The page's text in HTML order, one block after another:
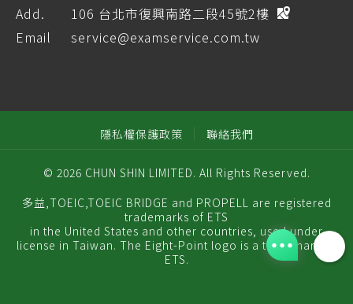
Add.
106 台北市復興南路二段45號2樓
Email
service@examservice.com.tw
隱私權保護政策 聯絡我們
© 2026 CHUN SHIN LIMITED. All Rights Reserved.
多益,TOEIC,TOEIC BRIDGE and PROPELL are registered
trademarks of ETS
in the United States and other countries, used under
license in Taiwan. The Eight-Point logo is a trademark of
ETS.